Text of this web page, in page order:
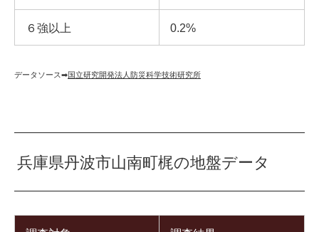
６強以上 0.2%
データソース➡︎国立研究開発法人防災科学技術研究所
兵庫県丹波市山南町梶の地盤データ